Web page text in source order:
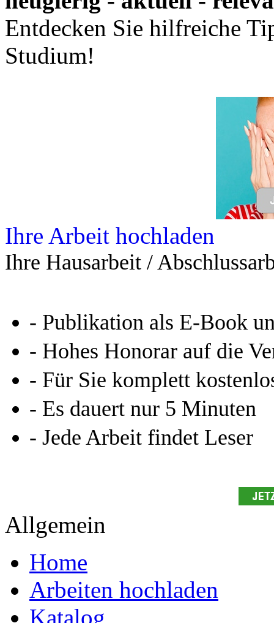
Online-Magazin von
neugierig - aktuell -
Entdecken Sie hilfreiche
Studium!